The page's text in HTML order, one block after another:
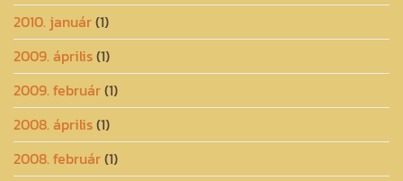
2010. január(1)
2009. április(1)
2009. február(1)
2008. április(1)
2008. február(1)